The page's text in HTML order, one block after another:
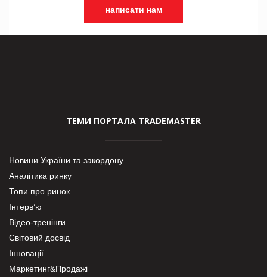
написати нам
ТЕМИ ПОРТАЛА TRADEMASTER
Новини України та закордону
Аналітика ринку
Топи про ринок
Інтерв’ю
Відео-тренінги
Світовий досвід
Інновації
Маркетинг&Продажі